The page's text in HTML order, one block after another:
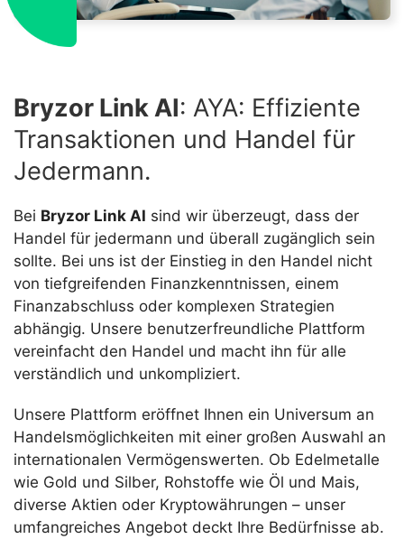
Bryzor Link AI: AYA: Effiziente
Transaktionen und Handel für
Jedermann.
Bei Bryzor Link AI sind wir überzeugt, dass der
Handel für jedermann und überall zugänglich sein
sollte. Bei uns ist der Einstieg in den Handel nicht
von tiefgreifenden Finanzkenntnissen, einem
Finanzabschluss oder komplexen Strategien
abhängig. Unsere benutzerfreundliche Plattform
vereinfacht den Handel und macht ihn für alle
verständlich und unkompliziert.
Unsere Plattform eröffnet Ihnen ein Universum an
Handelsmöglichkeiten mit einer großen Auswahl an
internationalen Vermögenswerten. Ob Edelmetalle
wie Gold und Silber, Rohstoffe wie Öl und Mais,
diverse Aktien oder Kryptowährungen – unser
umfangreiches Angebot deckt Ihre Bedürfnisse ab.